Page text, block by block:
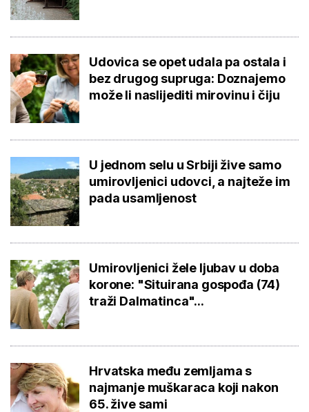
Udovica se opet udala pa ostala i
bez drugog supruga: Doznajemo
može li naslijediti mirovinu i čiju
U jednom selu u Srbiji žive samo
umirovljenici udovci, a najteže im
pada usamljenost
Umirovljenici žele ljubav u doba
korone: "Situirana gospođa (74)
traži Dalmatinca"...
Hrvatska među zemljama s
najmanje muškaraca koji nakon
65. žive sami